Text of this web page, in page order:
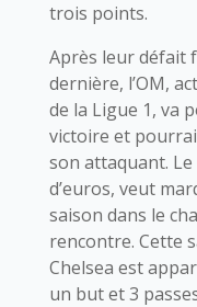
trois points.
Après leur défait
dernière, l’OM,
de la Ligue 1, va
victoire et
son attaquant.
d’euros, veut
saison dans le
rencontre. Cette
Chelsea est
un but et 3